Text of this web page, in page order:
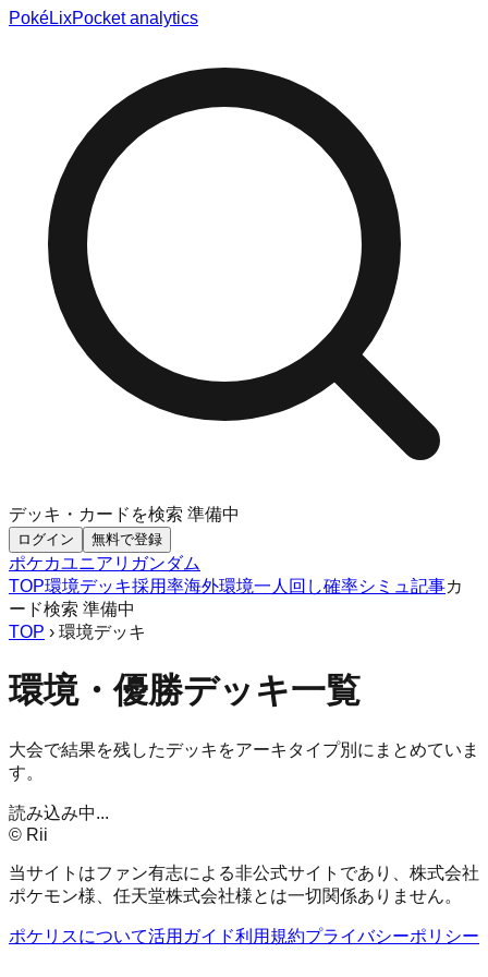
PokéLixPocket analytics
デッキ・カードを検索 準備中
ログイン 無料で登録
ポケカユニアリ ガンダム
TOP環境デッキ採用率海外環境一人回し確率シミュ 記事カ
ード検索 準備中
TOP › 環境デッキ
環境・優勝デッキ一覧
大会で結果を残したデッキをアーキタイプ別にまとめていま
す。
読み込み中...
© Rii
当サイトはファン有志による非公式サイトであり、株式会社
ポケモン様、任天堂株式会社様とは一切関係ありません。
ポケリスについて活用ガイド利用規約プライバシーポリシー